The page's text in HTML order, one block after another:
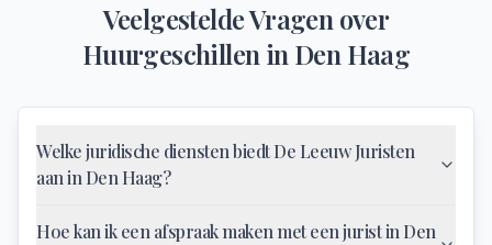
Veelgestelde Vragen over
Huurgeschillen in Den Haag
Welke juridische diensten biedt De Leeuw Juristen
aan in Den Haag?
Hoe kan ik een afspraak maken met een jurist in Den